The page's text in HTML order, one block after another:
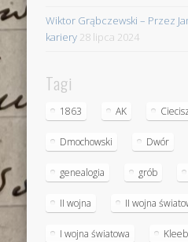
Wiktor Grąbczewski – Przez
kariery 28 lipca 2024
Tagi
1863 AK
Dmochowski Dwór
genealogia grób
II wojna II wojna
I wojna światowa